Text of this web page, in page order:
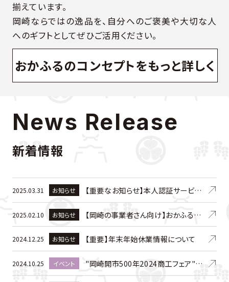
揃えています。
岡崎ならではの逸品を、自分へのご褒美や大切な人
へのギフトとしてぜひご活用ください。
おかふるのコンセプトをもっと詳しく
News Release
新着情報
2025.03.31 お知らせ
【重要なお知らせ】本人認証サービス
（3Dセキュア）導入について
2025.02.10 お知らせ
【岡崎の事業者さん向け】おかふるへ
の出品者募集中！
2024.12.25 お知らせ 【重要】年末年始休業情報について
2024.10.25 イベント
"岡崎開市500年2024商工フェア"に
て「おかふる」をPR&販売します！